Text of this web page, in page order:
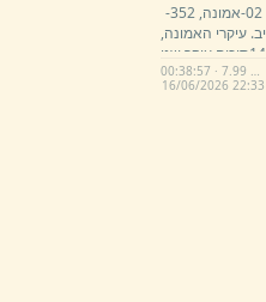
02- אמונה, 352-
יב. עיקרי האמונה,
14סיכום עיקר שני
שלוש יחודים.
mp3
00:38:57 · 7.99 MB
16/06/2026 22:33